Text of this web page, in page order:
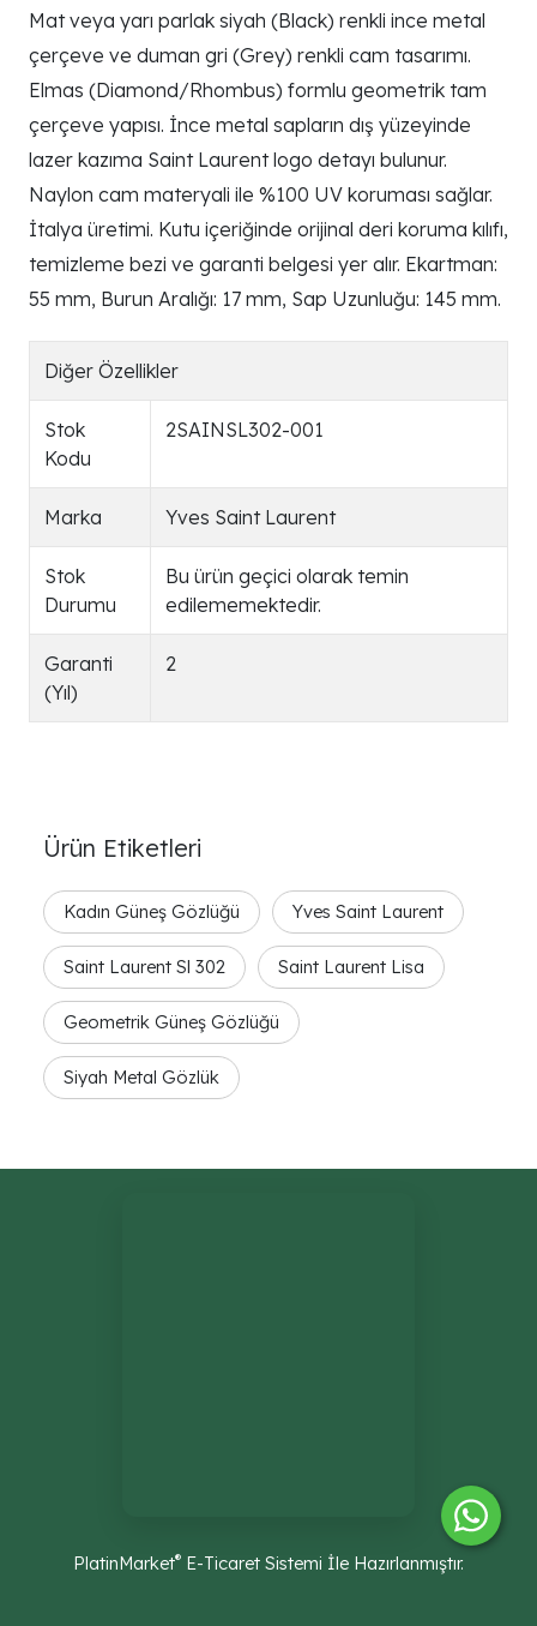
Mat veya yarı parlak siyah (Black) renkli ince metal
çerçeve ve duman gri (Grey) renkli cam tasarımı.
Elmas (Diamond/Rhombus) formlu geometrik tam
çerçeve yapısı. İnce metal sapların dış yüzeyinde
lazer kazıma Saint Laurent logo detayı bulunur.
Naylon cam materyali ile %100 UV koruması sağlar.
İtalya üretimi. Kutu içeriğinde orijinal deri koruma kılıfı,
temizleme bezi ve garanti belgesi yer alır. Ekartman:
55 mm, Burun Aralığı: 17 mm, Sap Uzunluğu: 145 mm.
Diğer Özellikler
Stok
Kodu
2SAINSL302-001
Marka Yves Saint Laurent
Stok
Durumu
Bu ürün geçici olarak temin
edilememektedir.
Garanti
(Yıl)
2
Ürün Etiketleri
Kadın Güneş Gözlüğü Yves Saint Laurent
Saint Laurent Sl 302 Saint Laurent Lisa
Geometrik Güneş Gözlüğü
Siyah Metal Gözlük
PlatinMarket® E-Ticaret Sistemi İle Hazırlanmıştır.